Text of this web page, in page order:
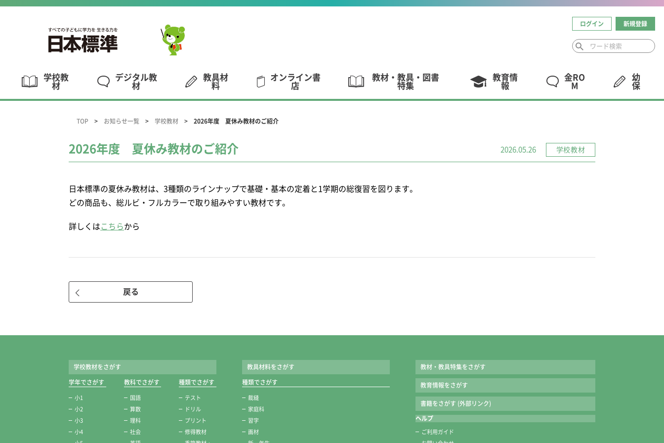
ログイン 新規登録
学校教
材
デジタル教
材
教具材
料
オンライン書
店
教材・教具・図書
特集
教育情
報
金RO
M
幼
保
TOP お知らせ一覧 学校教材 2026年度 夏休み教材のご紹介
2026年度 夏休み教材のご紹介 2026.05.26 学校教材
日本標準の夏休み教材は、3種類のラインナップで基礎・基本の定着と1学期の総復習を図ります。
どの商品も、総ルビ・フルカラーで取り組みやすい教材です。
詳しくは こちらから
戻る
学校教材をさがす
学年でさがす
小1
小2
小3
小4
教科でさがす
国語
算数
理科
社会
種類でさがす
テスト
ドリル
プリント
修得教材
教具材料をさがす
種類でさがす
裁縫
家庭科
習字
画材
教材・教具特集をさがす
教育情報をさがす
書籍をさがす (外部リンク)
ヘルプ
ご利用ガイド